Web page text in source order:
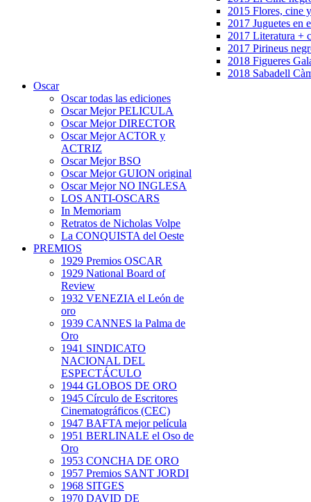
2015 Flores, cine
2017 Juguetes en
2017 Literatura +
2017 Pirineus
2018 Figueres
2018 Sabadell
Oscar
Oscar todas las ediciones
Oscar Mejor PELICULA
Oscar Mejor DIRECTOR
Oscar Mejor ACTOR y
ACTRIZ
Oscar Mejor BSO
Oscar Mejor GUION original
Oscar Mejor NO INGLESA
LOS ANTI-OSCARS
In Memoriam
Retratos de Nicholas Volpe
La CONQUISTA del Oeste
PREMIOS
1929 Premios OSCAR
1929 National Board of
Review
1932 VENEZIA el León de
oro
1939 CANNES la Palma de
Oro
1941 SINDICATO
NACIONAL DEL
ESPECTÁCULO
1944 GLOBOS DE ORO
1945 Círculo de Escritores
Cinematográficos (CEC)
1947 BAFTA mejor película
1951 BERLINALE el Oso de
Oro
1953 CONCHA DE ORO
1957 Premios SANT JORDI
1968 SITGES
1970 DAVID DE